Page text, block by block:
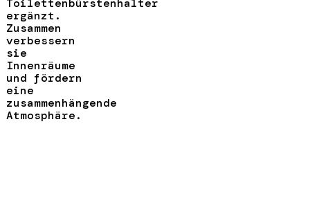
Toilettenbürstenhalter
ergänzt.
Zusammen
verbessern
sie
Innenräume
und fördern
eine
zusammenhängende
Atmosphäre.